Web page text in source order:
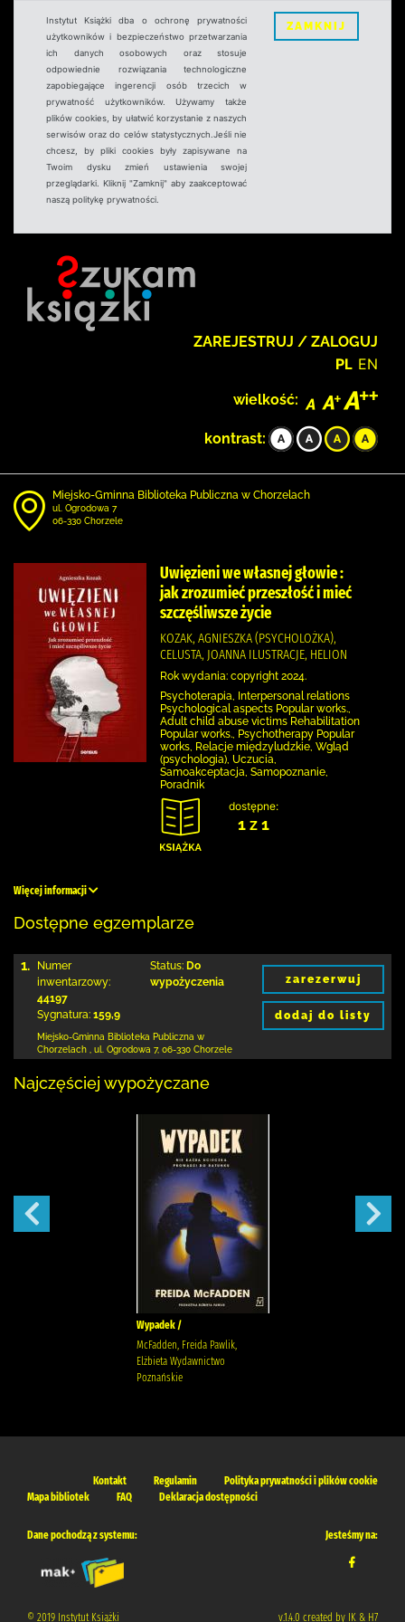
Instytut Książki dba o ochronę prywatności
użytkowników i bezpieczeństwo przetwarzania
ich danych osobowych oraz stosuje
odpowiednie rozwiązania technologiczne
zapobiegające ingerencji osób trzecich w
prywatność użytkowników. Używamy także
plików cookies, by ułatwić korzystanie z naszych
serwisów oraz do celów statystycznych.Jeśli nie
chcesz, by pliki cookies były zapisywane na
Twoim dysku zmień ustawienia swojej
przeglądarki. Kliknij "Zamknij" aby zaakceptować
naszą politykę prywatności.
ZAMKNIJ
ZAREJESTRUJ / ZALOGUJ
PL EN
wielkość:
kontrast:
Miejsko-Gminna Biblioteka Publiczna w Chorzelach
ul. Ogrodowa 7
06-330 Chorzele
Uwięzieni we własnej głowie :
jak zrozumieć przeszłość i mieć
szczęśliwsze życie
KOZAK, AGNIESZKA (PSYCHOLOŻKA),
CELUSTA, JOANNA ILUSTRACJE, HELION
Rok wydania: copyright 2024.
Psychoterapia, Interpersonal relations
Psychological aspects Popular works.,
Adult child abuse victims Rehabilitation
Popular works., Psychotherapy Popular
works, Relacje międzyludzkie, Wgląd
(psychologia), Uczucia,
Samoakceptacja, Samopoznanie,
Poradnik
dostępne:
1 z 1
Więcej informacji
Dostępne egzemplarze
1.
Numer
inwentarzowy:
44197
Sygnatura: 159,9
Status: Do
wypożyczenia
Miejsko-Gminna Biblioteka Publiczna w
Chorzelach
ul. Ogrodowa 7, 06-330 Chorzele
zarezerwuj
dodaj do listy
Najczęściej wypożyczane
Wypadek /
McFadden, Freida Pawlik,
Elżbieta Wydawnictwo
Poznańskie
Kontakt Regulamin
Polityka prywatności i plików cookie
Mapa bibliotek
FAQ Deklaracja dostępności
Dane pochodzą z systemu: Jesteśmy na:
© 2019 Instytut Książki v.1.4.0 created by IK & H7